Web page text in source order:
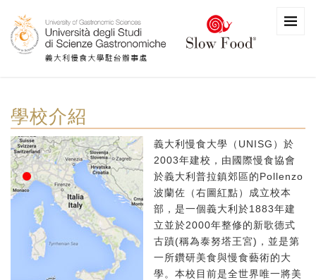
學校介紹
義大利慢食大學（UNISG）於
2003年建校，由國際慢食協會
於義大利普拉鎮郊區的Pollenzo
波蘭佐（右圖紅點）成立校本
部，是一個義大利於1883年建
立並於2000年整修的新歌德式
古蹟(稱為泰努塔王宮)，並是第
一所鑽研美食與慢食藝術的大
學。本校目前是全世界唯一將美